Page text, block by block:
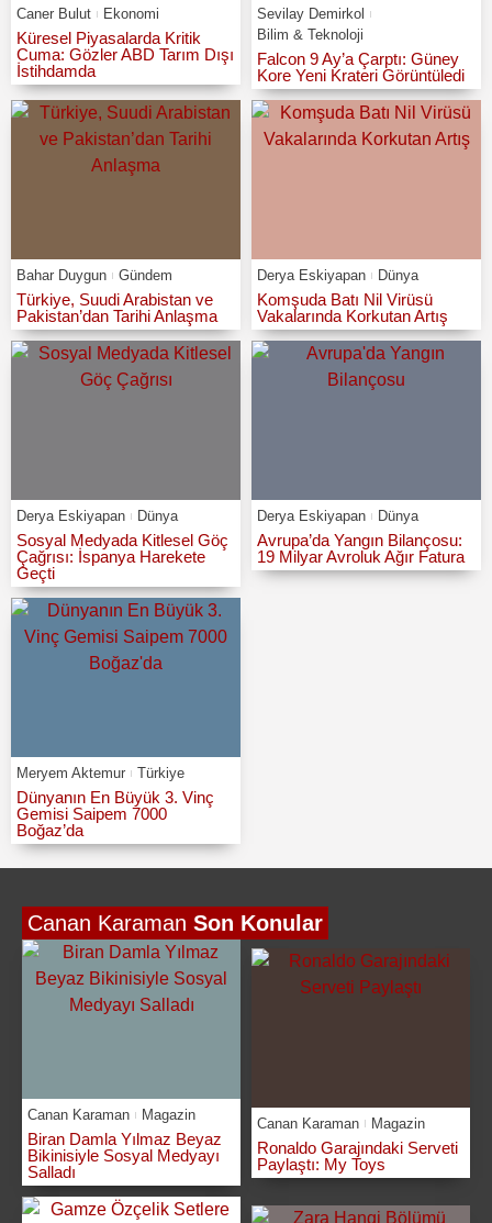
Caner Bulut Ekonomi
Küresel Piyasalarda Kritik
Cuma: Gözler ABD Tarım Dışı
İstihdamda
Sevilay Demirkol
Bilim & Teknoloji
Falcon 9 Ay’a Çarptı: Güney
Kore Yeni Krateri Görüntüledi
Bahar Duygun Gündem
Türkiye, Suudi Arabistan ve
Pakistan’dan Tarihi Anlaşma
Derya Eskiyapan Dünya
Komşuda Batı Nil Virüsü
Vakalarında Korkutan Artış
Derya Eskiyapan Dünya
Sosyal Medyada Kitlesel Göç
Çağrısı: İspanya Harekete
Geçti
Derya Eskiyapan Dünya
Avrupa’da Yangın Bilançosu:
19 Milyar Avroluk Ağır Fatura
Meryem Aktemur Türkiye
Dünyanın En Büyük 3. Vinç
Gemisi Saipem 7000
Boğaz’da
Canan Karaman Son Konular
Canan Karaman Magazin
Biran Damla Yılmaz Beyaz
Bikinisiyle Sosyal Medyayı
Salladı
Canan Karaman Magazin
Ronaldo Garajındaki Serveti
Paylaştı: My Toys